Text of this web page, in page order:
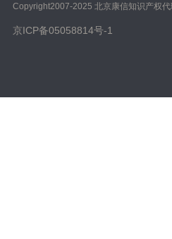
Copyright️2007-2025 北京康信知识产权
京ICP备05058814号-1